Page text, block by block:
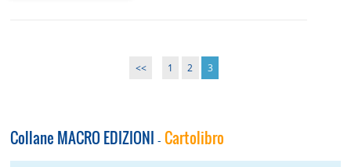
<< 1 2 3
Collane MACRO EDIZIONI -Cartolibro